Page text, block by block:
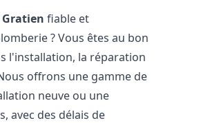
fiable et
? Vous êtes au bon
l'installation, la réparation
offrons une gamme de
neuve ou une
avec des délais de